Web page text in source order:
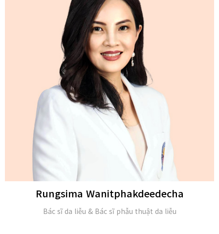
Michael H. Gold
M.D. và Hội viên của Viện Da liễu Hoa Kỳ (FAAD)